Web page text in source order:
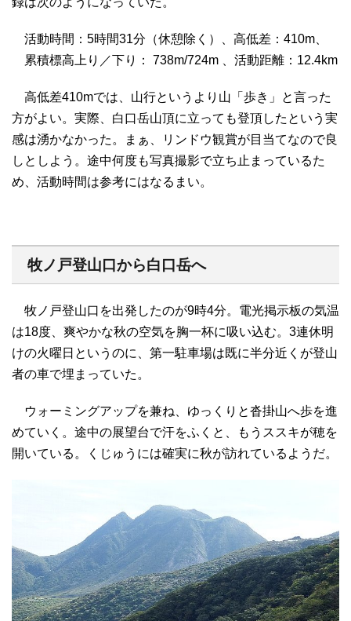
活動時間：5時間31分（休憩除く）、高低差：410m、
累積標高上り／下り： 738m/724m 、活動距離：12.4km
高低差410mでは、山行というより山「歩き」と言った
方がよい。実際、白口岳山頂に立っても登頂したという実
感は湧かなかった。まぁ、リンドウ観賞が目当てなので良
しとしよう。途中何度も写真撮影で立ち止まっているた
め、活動時間は参考にはなるまい。
牧ノ戸登山口から白口岳へ
牧ノ戸登山口を出発したのが9時4分。電光掲示板の気温
は18度、爽やかな秋の空気を胸一杯に吸い込む。3連休明
けの火曜日というのに、第一駐車場は既に半分近くが登山
者の車で埋まっていた。
ウォーミングアップを兼ね、ゆっくりと沓掛山へ歩を進
めていく。途中の展望台で汗をふくと、もうススキが穂を
開いている。くじゅうには確実に秋が訪れているようだ。